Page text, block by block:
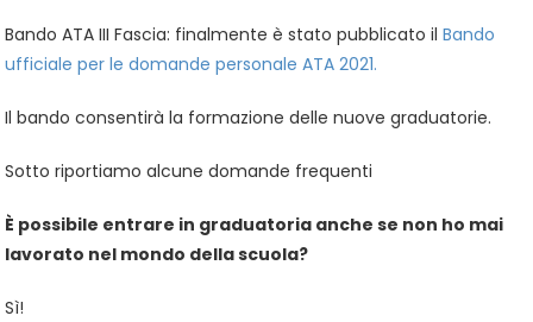
ATA
III
Bando ATA III Fascia: finalmente è stato pubblicato ilBando
ufficiale per le domande personale ATA 2021.
Il bando consentirà la formazione delle nuove graduatorie.
Sotto riportiamo alcune domande frequenti
È possibile entrare in graduatoria anche se non ho mai
lavorato nel mondo della scuola?
Sì!